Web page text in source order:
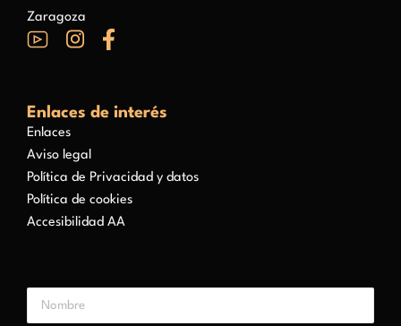
Zaragoza
Enlaces de interés
Enlaces
Aviso legal
Política de Privacidad y datos
Política de cookies
Accesibilidad AA